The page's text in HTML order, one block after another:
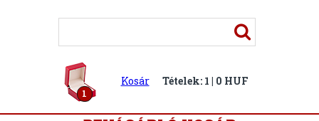
1
Kosár Tételek: 1 | 0 HUF